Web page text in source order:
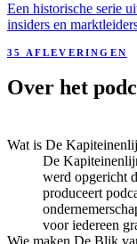
Een historische serie
insiders en
35 AFLEVERINGEN
Over het
Wat is De
De
werd opgericht
produceert
voor iedereen
Wie maken De Blik